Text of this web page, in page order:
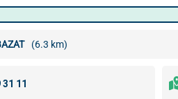
(6.3 km)